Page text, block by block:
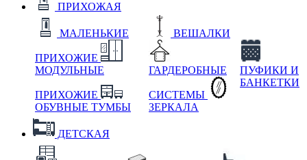
ПРИХОЖАЯ
МАЛЕНЬКИЕ
ПРИХОЖИЕ
МОДУЛЬНЫЕ
ПРИХОЖИЕ
ОБУВНЫЕ ТУМБЫ
ВЕШАЛКИ
ГАРДЕРОБНЫЕ
СИСТЕМЫ
ЗЕРКАЛА
ПУФИКИ И
БАНКЕТКИ
ДЕТСКАЯ